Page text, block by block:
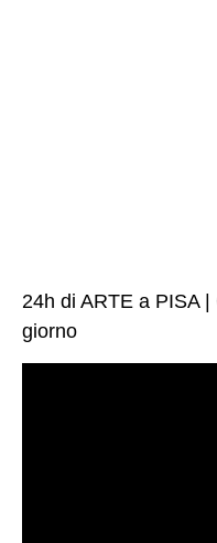
24h di ARTE a PISA
giorno